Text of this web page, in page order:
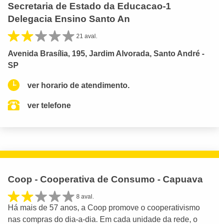
Secretaria de Estado da Educacao-1
Delegacia Ensino Santo An
21 aval.
Avenida Brasília, 195, Jardim Alvorada, Santo André -
SP
ver horario de atendimento.
ver telefone
Coop - Cooperativa de Consumo - Capuava
8 aval.
Há mais de 57 anos, a Coop promove o cooperativismo
nas compras do dia-a-dia. Em cada unidade da rede, o